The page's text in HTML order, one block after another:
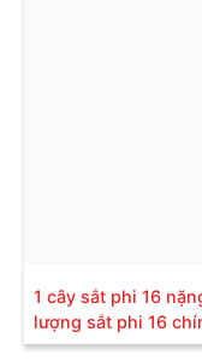
1 cây sắt phi 16
lượng sắt phi 16